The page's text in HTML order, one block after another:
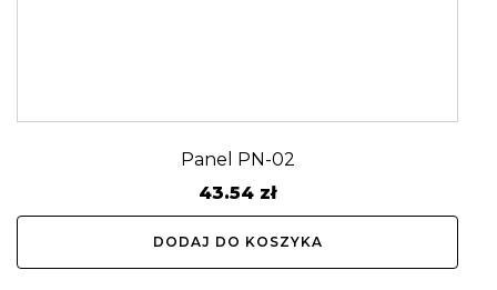
Panel PN-02
43.54 zł
DODAJ DO KOSZYKA